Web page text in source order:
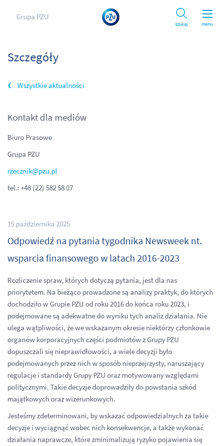
Grupa PZU
szukaj menu
Szczegóły
Wszystkie aktualności
Kontakt dla mediów
Biuro Prasowe
Grupa PZU
rzecznik@pzu.pl
tel.: +48 (22) 582 58 07
15 października 2025
Odpowiedź na pytania tygodnika Newsweek nt.
wsparcia finansowego w latach 2016-2023
Rozliczenie spraw, których dotyczą pytania, jest dla nas
priorytetem. Na bieżąco prowadzone są analizy praktyk, do których
dochodziło w Grupie PZU od roku 2016 do końca roku 2023, i
podejmowane są adekwatne do wyniku tych analiz działania. Nie
ulega wątpliwości, że we wskazanym okresie niektórzy członkowie
organów korporacyjnych części podmiotów z Grupy PZU
dopuszczali się nieprawidłowości, a wiele decyzji było
podejmowanych przez nich w sposób nieprzejrzysty, naruszający
regulacje i standardy Grupy PZU oraz motywowany względami
politycznymi. Takie decyzje doprowadziły do powstania szkód
majątkowych oraz wizerunkowych.
Jesteśmy zdeterminowani, by wskazać odpowiedzialnych za takie
decyzje i wyciągnąć wobec nich konsekwencje, a także wykonać
działania naprawcze, które zminimalizują ryzyko pojawienia się